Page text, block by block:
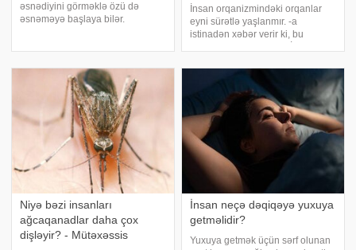
əsnədiyini görməklə özü də
əsnəməyə başlaya bilər.
verir ki, əsnəmək insan
orqanizminin ən adi
İnsan orqanizmindəki orqanlar
eyni sürətlə yaşlanmır. -a
istinadən xəbər verir ki, bu
Mütəxəssisin sözlərinə görə,
məhz buna görə də orqanizmin
bioloji yaşı ayrı-ayrı orqa
Niyə bəzi insanları
ağcaqanadlar daha çox
dişləyir? - Mütəxəssis
İnsan neçə dəqiqəyə yuxuya
getməlidir?
Yuxuya getmək üçün sərf olunan